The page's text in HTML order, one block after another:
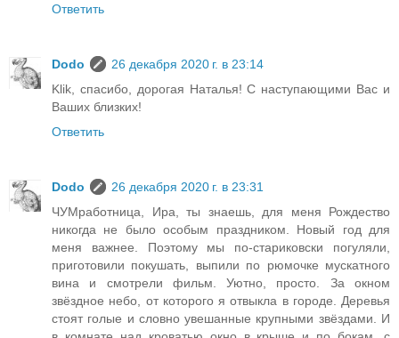
Ответить
Dodo
26 декабря 2020 г. в 23:14
Klik, спасибо, дорогая Наталья! С наступающими Вас и
Ваших близких!
Ответить
Dodo
26 декабря 2020 г. в 23:31
ЧУМработница, Ира, ты знаешь, для меня Рождество
никогда не было особым праздником. Новый год для
меня важнее. Поэтому мы по-стариковски погуляли,
приготовили покушать, выпили по рюмочке мускатного
вина и смотрели фильм. Уютно, просто. За окном
звёздное небо, от которого я отвыкла в городе. Деревья
стоят голые и словно увешанные крупными звёздами. И